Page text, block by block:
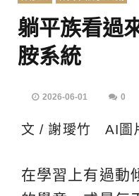
躺平族看過
胺系統
2026-06-01 0
文 / 謝璦竹 AI圖
在學習上有過動